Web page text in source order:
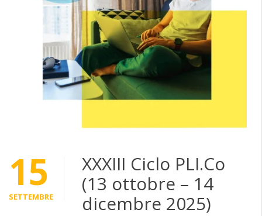
15
SETTEMBRE
XXXIII Ciclo PLI.Co
(13 ottobre – 14
dicembre 2025)